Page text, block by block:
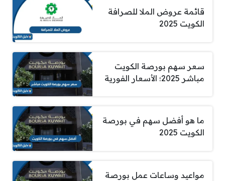
قائمة عروض الملا للصرافة
الكويت 2025
سعر سهم بورصة الكويت
مباشر 2025؛ الأسعار الفورية
ما هو أفضل سهم في بورصة
الكويت 2025
مواعيد وساعات عمل بورصة